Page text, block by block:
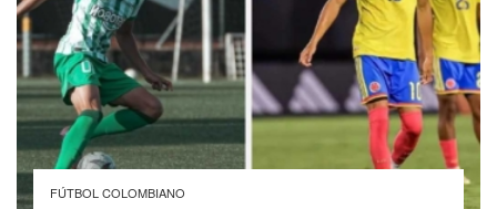
FÚTBOL COLOMBIANO